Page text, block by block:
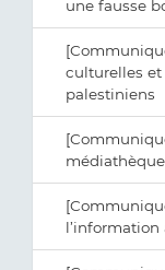
une fausse
culturelles et
palestiniens
l’information